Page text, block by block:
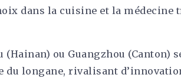
dans la cuisine et la
ou Guangzhou (Canton)
du longane, rivalisant